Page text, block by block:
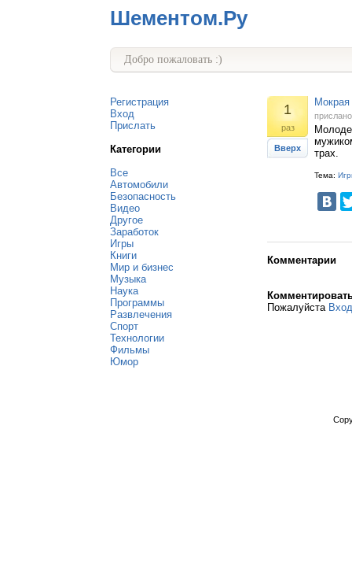
Шементом.Ру
Добро пожаловать :)
Регистрация
Вход
Прислать
Категории
Все
Автомобили
Безопасность
Видео
Другое
Заработок
Игры
Книги
Мир и бизнес
Музыка
Наука
Программы
Развлечения
Спорт
Технологии
Фильмы
Юмор
1
раз
Вверх
Мокрая
трах.
Тема:
Комментарии
Пожалуйста Вход